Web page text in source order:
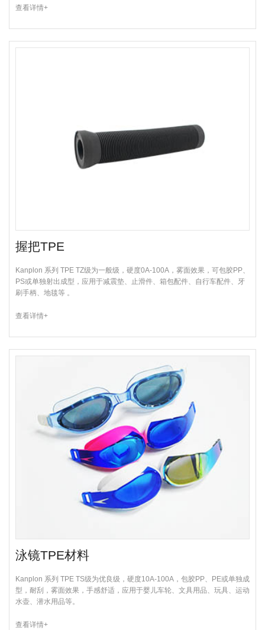
查看详情+
握把TPE
Kanplon 系列 TPE TZ级为一般级，硬度0A-100A，雾面效果，可包胶PP、
PS或单独射出成型，应用于减震垫、止滑件、箱包配件、自行车配件、牙
刷手柄、地毯等 。
查看详情+
泳镜TPE材料
Kanplon 系列 TPE TS级为优良级，硬度10A-100A，包胶PP、PE或单独成
型，耐刮，雾面效果，手感舒适，应用于婴儿车轮、文具用品、玩具、运动
水壶、潜水用品等。
查看详情+